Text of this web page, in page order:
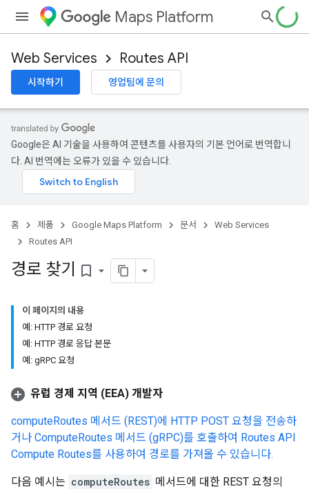
Maps Platform
Web Services Routes API
시작하기 영업팀에 문의
Google은 AI 기술을 사용하여 콘텐츠를 사용자의 기본 언어로 번역합니
다. AI 번역에는 오류가 있을 수 있습니다.
홈 제품 Google Maps Platform 문서
Web Services
Routes API
경로 찾기 bookmark_border
이 페이지의 내용
예: HTTP 경로 요청
예: HTTP 경로 응답 본문
예: gRPC 요청
유럽 경제 지역 (EEA) 개발자
computeRoutes 메서드 (REST)에 HTTP POST 요청을 전송하
거나 ComputeRoutes 메서드 (gRPC)를 호출하여 Routes API
Compute Routes를 사용하여 경로를 가져올 수 있습니다.
다음 예시는 computeRoutes 메서드에 대한 REST 요청의